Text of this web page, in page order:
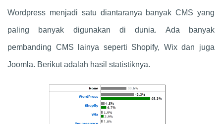
Wordpress menjadi satu diantaranya banyak CMS yang
paling banyak digunakan di dunia. Ada banyak
pembanding CMS lainya seperti Shopify, Wix dan juga
Joomla. Berikut adalah hasil statistiknya.